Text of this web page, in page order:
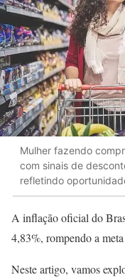
Mulher fazendo
com sinais de
refletindo
A inflação oficial do
4,83%, rompendo a
Neste artigo, vamos